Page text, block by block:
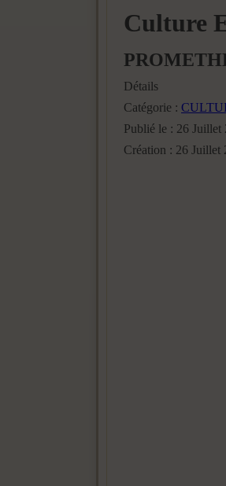
Culture
Détails
Catégorie :
Publié le : 26 Juillet
Création : 26 Juillet